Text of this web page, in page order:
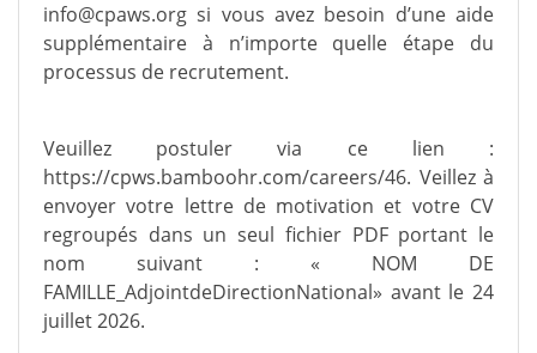
info@cpaws.org si vous avez besoin d’une aide
supplémentaire à n’importe quelle étape du
processus de recrutement.
Veuillez postuler via ce lien :
https://cpws.bamboohr.com/careers/46. Veillez à
envoyer votre lettre de motivation et votre CV
regroupés dans un seul fichier PDF portant le
nom suivant : « NOM DE
FAMILLE_AdjointdeDirectionNational» avant le 24
juillet 2026.